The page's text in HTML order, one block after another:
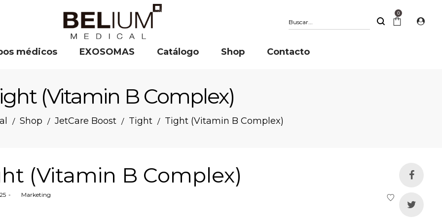
Buscar
0
médicos EXOSOMAS Catálogo Shop Contacto
(Vitamin B Complex)
/ Shop / JetCare Boost / Tight / Tight (Vitamin B Complex)
(Vitamin B Complex)
Marketing